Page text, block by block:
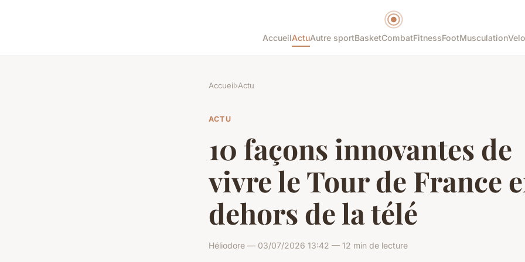
AccueilActuAutre sportBasketCombatFitnessFootMusculationVelo
Accueil›Actu
ACTU
10 façons innovantes de
vivre le Tour de France
dehors de la télé
Héliodore — 03/07/2026 13:42 — 12 min de lecture